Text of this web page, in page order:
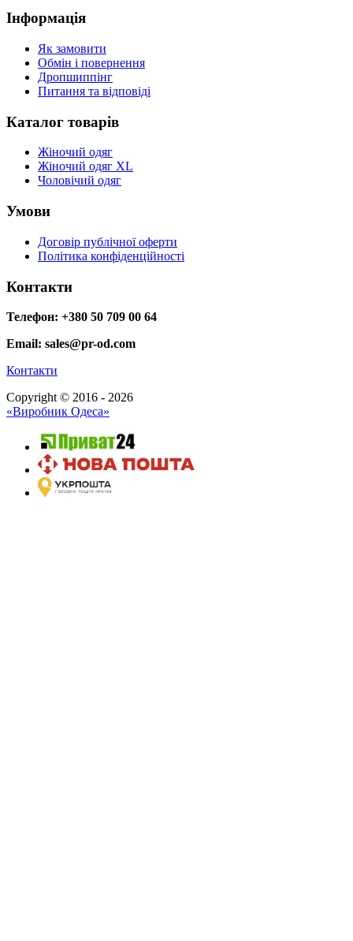
Інформація
Як замовити
Обмін і повернення
Дропшиппінг
Питання та відповіді
Каталог товарів
Жіночий одяг
Жіночий одяг XL
Чоловічий одяг
Умови
Договір публічної оферти
Політика конфіденційності
Контакти
Телефон: +380 50 709 00 64
Email: sales@pr-od.com
Контакти
Copyright © 2016 - 2026
«Виробник Одеса»